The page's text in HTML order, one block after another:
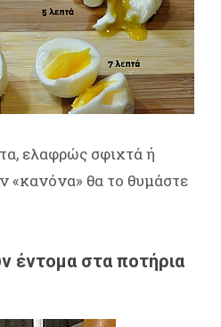
ελαφρώς σφιχτά ή
«κανόνα» θα το θυμάστε
έντομα στα ποτήρια